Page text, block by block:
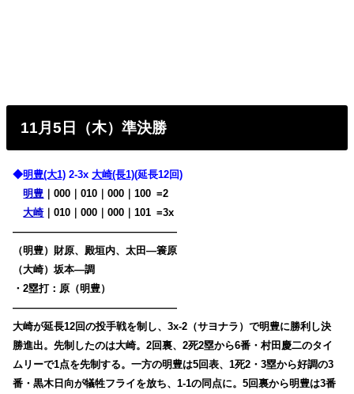
11月5日（木）準決勝
◆明豊(大1) 2-3x大崎(長1)(延長12回)
明豊 ｜000｜010｜000｜100 0=2
大崎｜010｜000｜000｜101 0=3x
————————————————
（明豊）財原、殿垣内、太田―簑原
（大崎）坂本―調
・2塁打：原（明豊）
————————————————
大崎が延長12回の投手戦を制し、3x-2（サヨナラ）で明豊に勝利し決
勝進出。先制したのは大崎。2回裏、2死2塁から6番・村田慶二のタイ
ムリーで1点を先制する。一方の明豊は5回表、1死2・3塁から好調の3
番・黒木日向が犠牲フライを放ち、1-1の同点に。5回裏から明豊は3番